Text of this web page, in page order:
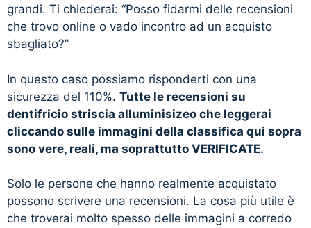
grandi. Ti chiederai: “Posso fidarmi delle recensioni
che trovo online o vado incontro ad un acquisto
sbagliato?”
In questo caso possiamo risponderti con una
sicurezza del 110%. Tutte le recensioni su
dentifricio striscia alluminisizeo che leggerai
cliccando sulle immagini della classifica qui sopra
sono vere, reali, ma soprattutto VERIFICATE.
Solo le persone che hanno realmente acquistato
possono scrivere una recensioni. La cosa più utile è
che troverai molto spesso delle immagini a corredo